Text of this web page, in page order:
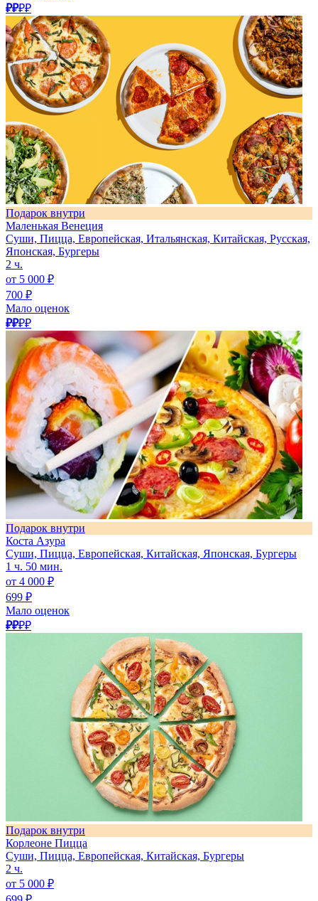
₽₽₽₽
Подарок внутри
Маленькая Венеция
Суши, Пицца, Европейская, Итальянская, Китайская, Русская,
Японская, Бургеры
2 ч.
от 5 000 ₽
700 ₽
Мало оценок
₽₽₽₽
Подарок внутри
Коста Азура
Суши, Пицца, Европейская, Китайская, Японская, Бургеры
1 ч. 50 мин.
от 4 000 ₽
699 ₽
Мало оценок
₽₽₽₽
Подарок внутри
Корлеоне Пицца
Суши, Пицца, Европейская, Китайская, Бургеры
2 ч.
от 5 000 ₽